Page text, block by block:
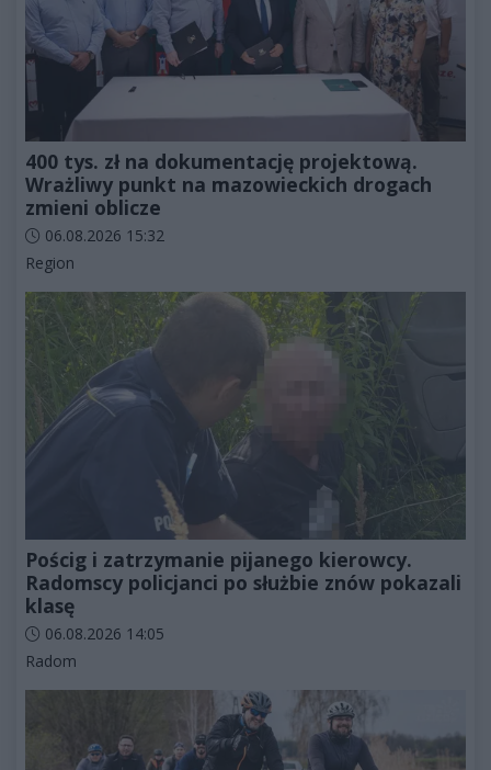
400 tys. zł na dokumentację projektową.
Wrażliwy punkt na mazowieckich drogach
zmieni oblicze
Data dodania artykułu:
06.08.2026 15:32
Kategorie artykułu:
Region
Pościg i zatrzymanie pijanego kierowcy.
Radomscy policjanci po służbie znów pokazali
klasę
Data dodania artykułu:
06.08.2026 14:05
Kategorie artykułu:
Radom